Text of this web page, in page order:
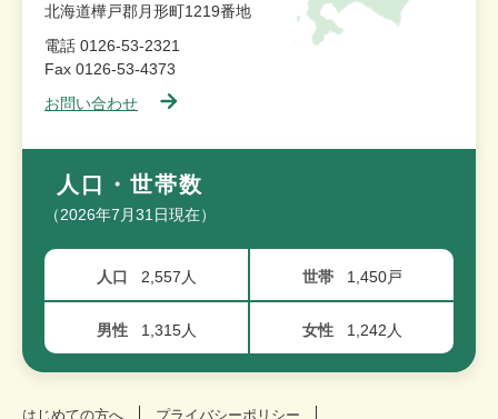
北海道樺戸郡月形町1219番地
電話 0126-53-2321
Fax 0126-53-4373
お問い合わせ
人口・世帯数
（2026年7月31日現在）
人口 2,557人 世帯 1,450戸
男性 1,315人 女性 1,242人
はじめての方へ プライバシーポリシー